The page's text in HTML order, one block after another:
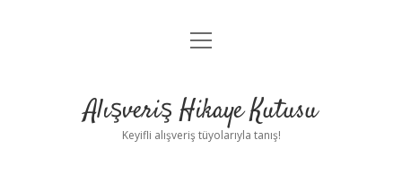
Anasayfa
Yasal Uyarı
menüyü
Alışveriş Hikaye Kutusu
Keyifli alışveriş tüyolarıyla tanış!